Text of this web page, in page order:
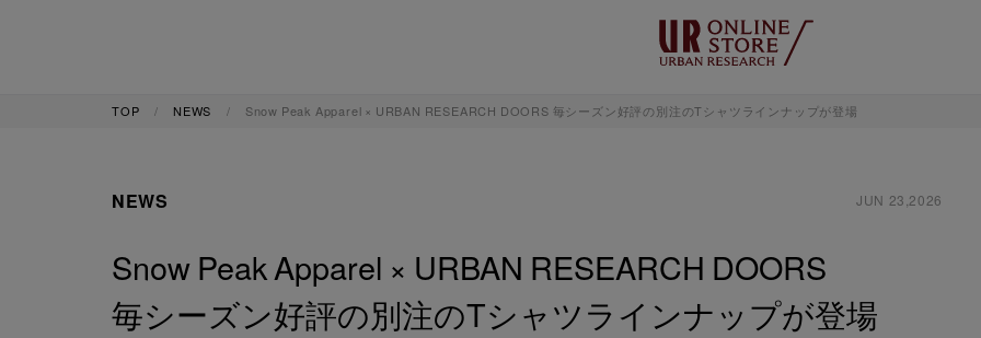
TOP NEWS Snow Peak Apparel × URBAN RESEARCH DOORS 毎シーズン好評の別注のTシャツラインナップが登場
NEWS JUN 23,2026
Snow Peak Apparel × URBAN RESEARCH DOORS
毎シーズン好評の別注のTシャツラインナップが登場